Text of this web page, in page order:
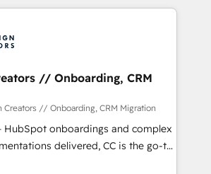
implementation, web design, sales
working with tech companies
since 2002, we are committed to
clients and developing their
grips with HubSpot through
and seamless integration of
into your digital ecosystem. Would
in deploying your inbound
// Onboarding, CRM
Creators // Onboarding, CRM Migration
HubSpot onboardings and complex
delivered, CC is the go-to
for businesses ready to